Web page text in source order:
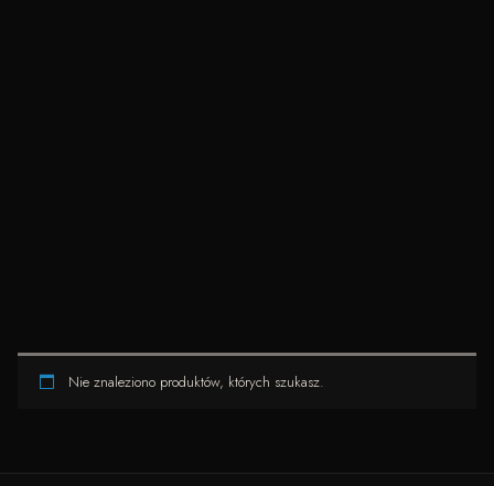
Nie znaleziono produktów, których szukasz.